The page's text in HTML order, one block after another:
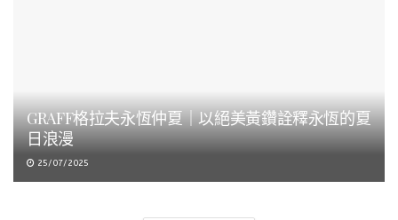
GRAFF格拉夫永恆仲夏｜以絕美黃鑽詮釋永恆的夏
日浪漫
25/07/2025